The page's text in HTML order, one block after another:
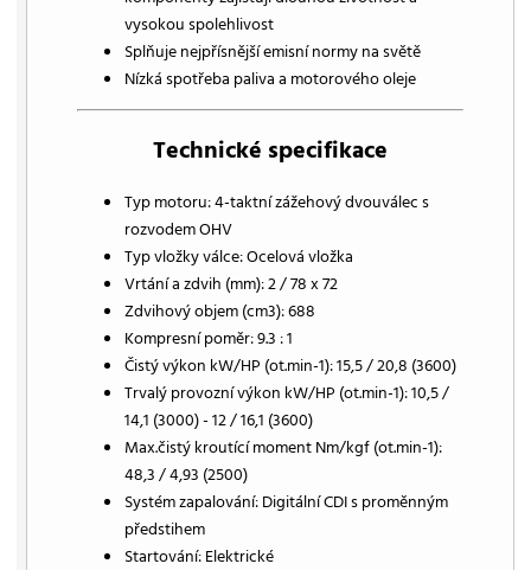
vysokou spolehlivost
Splňuje nejpřísnější emisní normy na světě
Nízká spotřeba paliva a motorového oleje
Technické specifikace
Typ motoru: 4-taktní zážehový dvouválec s
rozvodem OHV
Typ vložky válce: Ocelová vložka
Vrtání a zdvih (mm): 2 / 78 x 72
Zdvihový objem (cm3): 688
Kompresní poměr: 9.3 : 1
Čistý výkon kW/HP (ot.min-1): 15,5 / 20,8 (3600)
Trvalý provozní výkon kW/HP (ot.min-1): 10,5 /
14,1 (3000) - 12 / 16,1 (3600)
Max.čistý kroutící moment Nm/kgf (ot.min-1):
48,3 / 4,93 (2500)
Systém zapalování: Digitální CDI s proměnným
předstihem
Startování: Elektrické